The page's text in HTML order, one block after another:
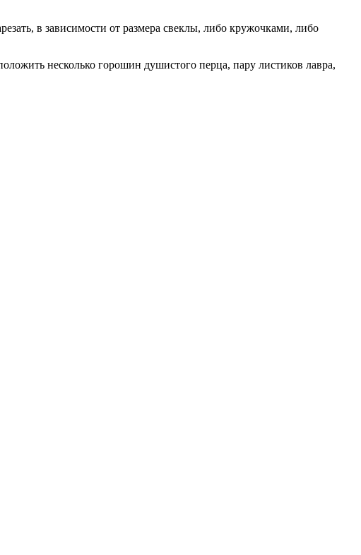
в зависимости от размера свеклы, либо кружочками, либо
несколько горошин душистого перца, пару листиков лавра,